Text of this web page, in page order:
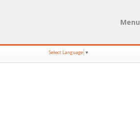
Menu
Select Language ▼